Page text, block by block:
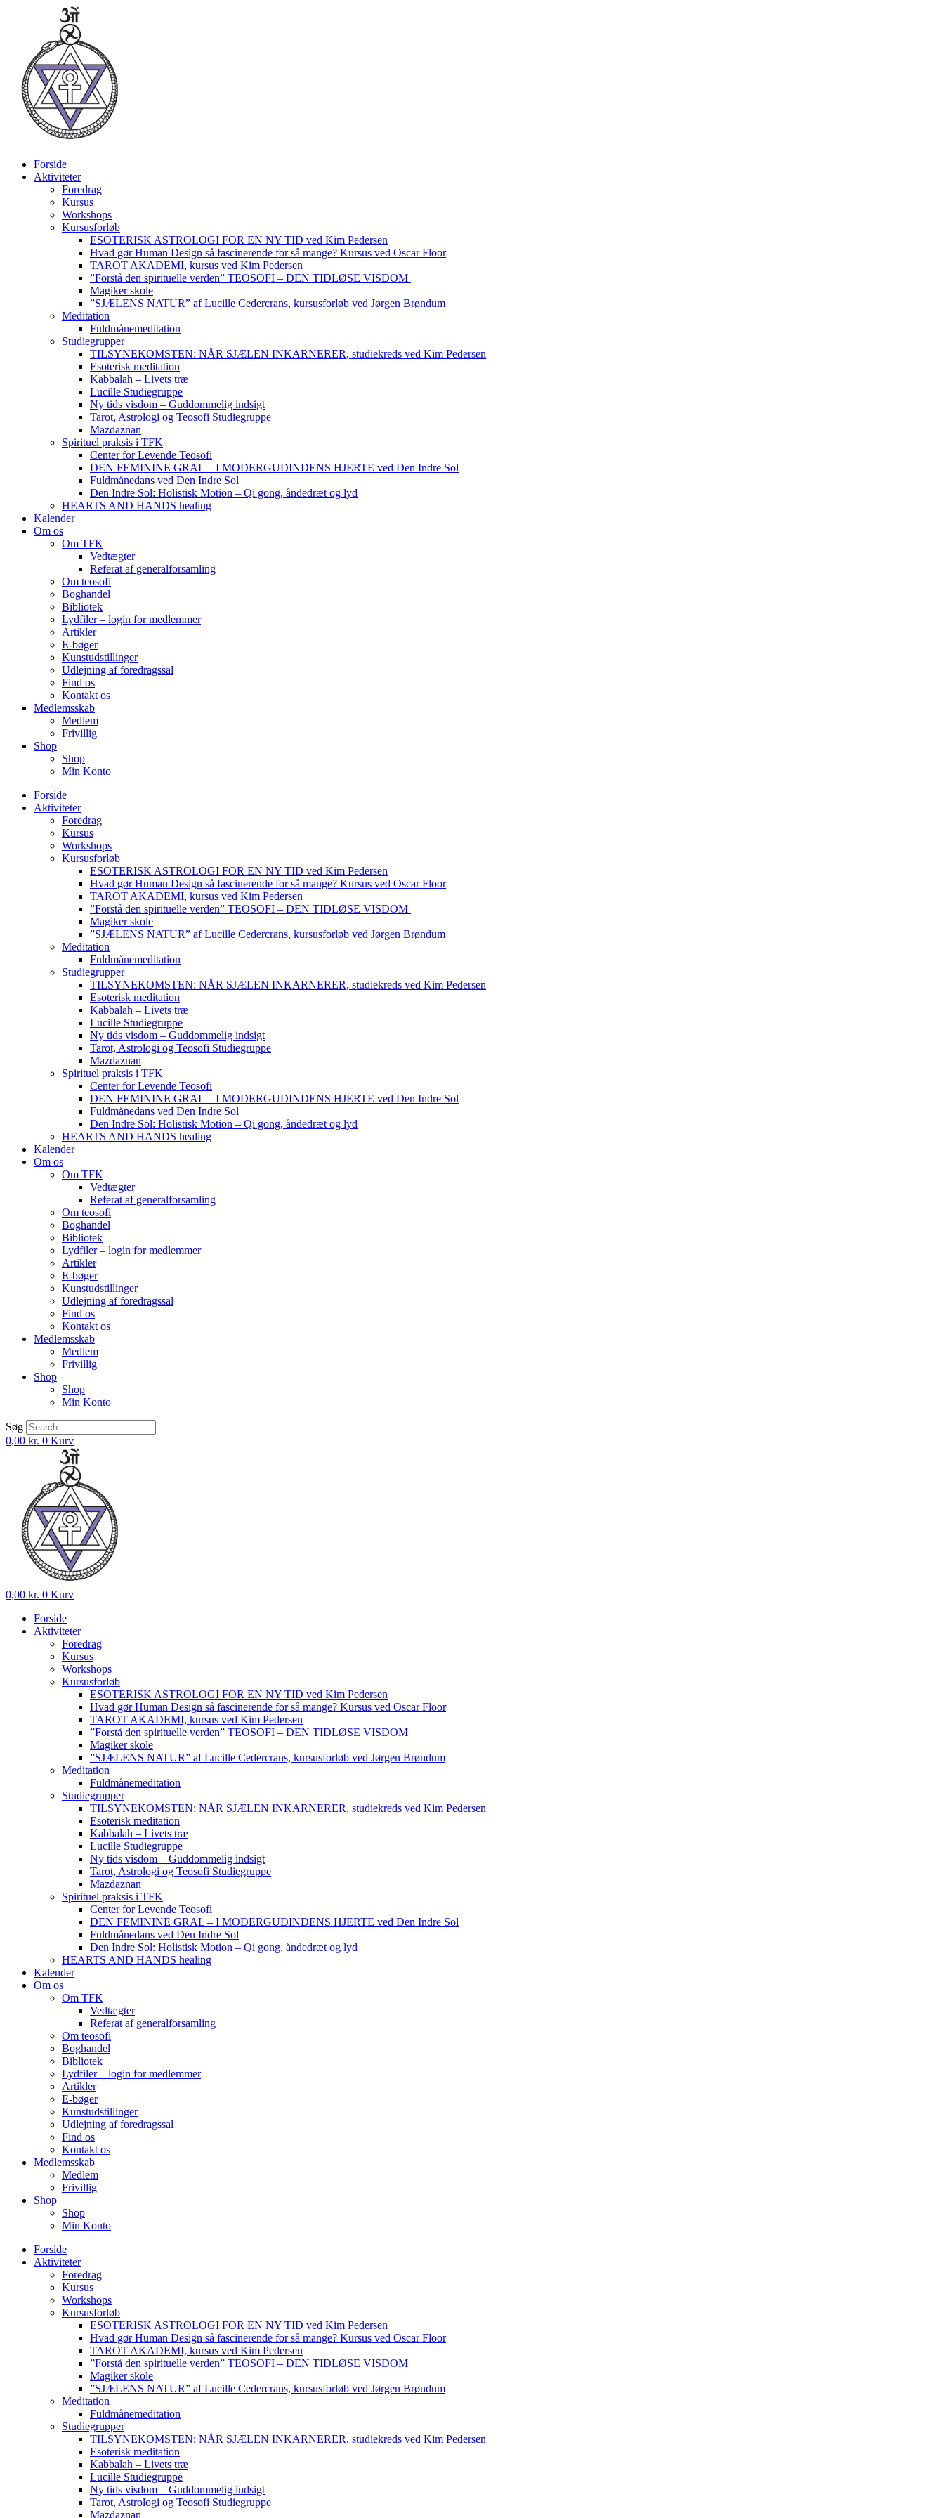
Forside
Aktiviteter
Foredrag
Kursus
Workshops
Kursusforløb
ESOTERISK ASTROLOGI FOR EN NY TID ved Kim Pedersen
Hvad gør Human Design så fascinerende for så mange? Kursus ved Oscar Floor
TAROT AKADEMI, kursus ved Kim Pedersen
”Forstå den spirituelle verden” TEOSOFI – DEN TIDLØSE VISDOM
Magiker skole
”SJÆLENS NATUR” af Lucille Cedercrans, kursusforløb ved Jørgen Brøndum
Meditation
Fuldmånemeditation
Studiegrupper
TILSYNEKOMSTEN: NÅR SJÆLEN INKARNERER, studiekreds ved Kim Pedersen
Esoterisk meditation
Kabbalah – Livets træ
Lucille Studiegruppe
Ny tids visdom – Guddommelig indsigt
Tarot, Astrologi og Teosofi Studiegruppe
Mazdaznan
Spirituel praksis i TFK
Center for Levende Teosofi
DEN FEMININE GRAL – I MODERGUDINDENS HJERTE ved Den Indre Sol
Fuldmånedans ved Den Indre Sol
Den Indre Sol: Holistisk Motion – Qi gong, åndedræt og lyd
HEARTS AND HANDS healing
Kalender
Om os
Om TFK
Vedtægter
Referat af generalforsamling
Om teosofi
Boghandel
Bibliotek
Lydfiler – login for medlemmer
Artikler
E-bøger
Kunstudstillinger
Udlejning af foredragssal
Find os
Kontakt os
Medlemsskab
Medlem
Frivillig
Shop
Shop
Min Konto
Forside
Aktiviteter
Foredrag
Kursus
Workshops
Kursusforløb
ESOTERISK ASTROLOGI FOR EN NY TID ved Kim Pedersen
Hvad gør Human Design så fascinerende for så mange? Kursus ved Oscar Floor
TAROT AKADEMI, kursus ved Kim Pedersen
”Forstå den spirituelle verden” TEOSOFI – DEN TIDLØSE VISDOM
Magiker skole
”SJÆLENS NATUR” af Lucille Cedercrans, kursusforløb ved Jørgen Brøndum
Meditation
Fuldmånemeditation
Studiegrupper
TILSYNEKOMSTEN: NÅR SJÆLEN INKARNERER, studiekreds ved Kim Pedersen
Esoterisk meditation
Kabbalah – Livets træ
Lucille Studiegruppe
Ny tids visdom – Guddommelig indsigt
Tarot, Astrologi og Teosofi Studiegruppe
Mazdaznan
Spirituel praksis i TFK
Center for Levende Teosofi
DEN FEMININE GRAL – I MODERGUDINDENS HJERTE ved Den Indre Sol
Fuldmånedans ved Den Indre Sol
Den Indre Sol: Holistisk Motion – Qi gong, åndedræt og lyd
HEARTS AND HANDS healing
Kalender
Om os
Om TFK
Vedtægter
Referat af generalforsamling
Om teosofi
Boghandel
Bibliotek
Lydfiler – login for medlemmer
Artikler
E-bøger
Kunstudstillinger
Udlejning af foredragssal
Find os
Kontakt os
Medlemsskab
Medlem
Frivillig
Shop
Shop
Min Konto
Søg
0,00 kr. 0 Kurv
0,00 kr. 0 Kurv
Forside
Aktiviteter
Foredrag
Kursus
Workshops
Kursusforløb
ESOTERISK ASTROLOGI FOR EN NY TID ved Kim Pedersen
Hvad gør Human Design så fascinerende for så mange? Kursus ved Oscar Floor
TAROT AKADEMI, kursus ved Kim Pedersen
”Forstå den spirituelle verden” TEOSOFI – DEN TIDLØSE VISDOM
Magiker skole
”SJÆLENS NATUR” af Lucille Cedercrans, kursusforløb ved Jørgen Brøndum
Meditation
Fuldmånemeditation
Studiegrupper
TILSYNEKOMSTEN: NÅR SJÆLEN INKARNERER, studiekreds ved Kim Pedersen
Esoterisk meditation
Kabbalah – Livets træ
Lucille Studiegruppe
Ny tids visdom – Guddommelig indsigt
Tarot, Astrologi og Teosofi Studiegruppe
Mazdaznan
Spirituel praksis i TFK
Center for Levende Teosofi
DEN FEMININE GRAL – I MODERGUDINDENS HJERTE ved Den Indre Sol
Fuldmånedans ved Den Indre Sol
Den Indre Sol: Holistisk Motion – Qi gong, åndedræt og lyd
HEARTS AND HANDS healing
Kalender
Om os
Om TFK
Vedtægter
Referat af generalforsamling
Om teosofi
Boghandel
Bibliotek
Lydfiler – login for medlemmer
Artikler
E-bøger
Kunstudstillinger
Udlejning af foredragssal
Find os
Kontakt os
Medlemsskab
Medlem
Frivillig
Shop
Shop
Min Konto
Forside
Aktiviteter
Foredrag
Kursus
Workshops
Kursusforløb
ESOTERISK ASTROLOGI FOR EN NY TID ved Kim Pedersen
Hvad gør Human Design så fascinerende for så mange? Kursus ved Oscar Floor
TAROT AKADEMI, kursus ved Kim Pedersen
”Forstå den spirituelle verden” TEOSOFI – DEN TIDLØSE VISDOM
Magiker skole
”SJÆLENS NATUR” af Lucille Cedercrans, kursusforløb ved Jørgen Brøndum
Meditation
Fuldmånemeditation
Studiegrupper
TILSYNEKOMSTEN: NÅR SJÆLEN INKARNERER, studiekreds ved Kim Pedersen
Esoterisk meditation
Kabbalah – Livets træ
Lucille Studiegruppe
Ny tids visdom – Guddommelig indsigt
Tarot, Astrologi og Teosofi Studiegruppe
Mazdaznan